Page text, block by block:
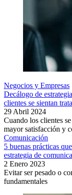
Negocios y Empresas
Decálogo de
clientes se sientan
29 Abril 2024
Cuando los clientes
mayor satisfacción y
Comunicación
5 buenas prácticas
estrategia de
2 Enero 2023
Evitar ser pesado o
fundamentales